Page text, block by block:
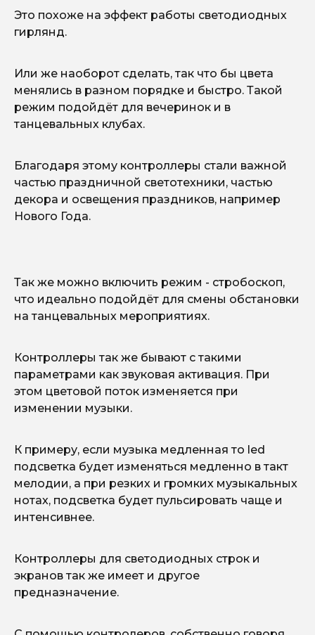
Это похоже на эффект работы светодиодных
гирлянд.
Или же наоборот сделать, так что бы цвета
менялись в разном порядке и быстро. Такой
режим подойдёт для вечеринок и в
танцевальных клубах.
Благодаря этому контроллеры стали важной
частью праздничной светотехники, частью
декора и освещения праздников, например
Нового Года.
Так же можно включить режим - стробоскоп,
что идеально подойдёт для смены обстановки
на танцевальных мероприятиях.
Контроллеры так же бывают с такими
параметрами как звуковая активация. При
этом цветовой поток изменяется при
изменении музыки.
К примеру, если музыка медленная то led
подсветка будет изменяться медленно в такт
мелодии, а при резких и громких музыкальных
нотах, подсветка будет пульсировать чаще и
интенсивнее.
Контроллеры для светодиодных строк и
экранов так же имеет и другое
предназначение.